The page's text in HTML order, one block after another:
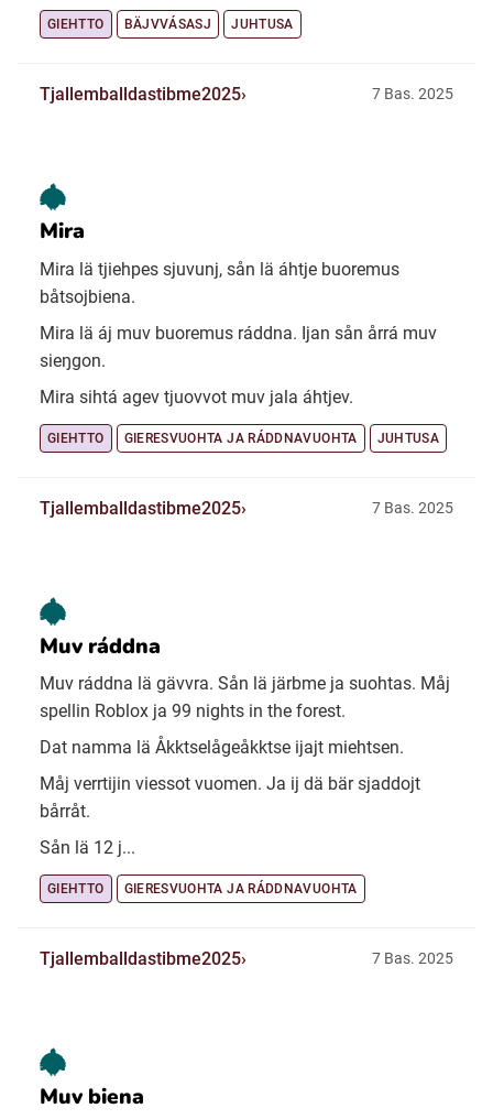
GIEHTTO BÄJVVÁSASJ JUHTUSA
Tjallemballdastibme2025 7 Bas. 2025
Mira
Mira lä tjiehpes sjuvunj, sån lä áhtje buoremus
båtsojbiena.
Mira lä áj muv buoremus ráddna. Ijan sån årrá muv
sieŋgon.
Mira sihtá agev tjuovvot muv jala áhtjev.
GIEHTTO GIERESVUOHTA JA RÁDDNAVUOHTA JUHTUSA
Tjallemballdastibme2025 7 Bas. 2025
Muv ráddna
Muv ráddna lä gävvra. Sån lä järbme ja suohtas. Måj
spellin Roblox ja 99 nights in the forest.
Dat namma lä Åkktselågeåkktse ijajt miehtsen.
Måj verrtijin viessot vuomen. Ja ij dä bär sjaddojt
bårråt.
Sån lä 12 j...
GIEHTTO GIERESVUOHTA JA RÁDDNAVUOHTA
Tjallemballdastibme2025 7 Bas. 2025
Muv biena